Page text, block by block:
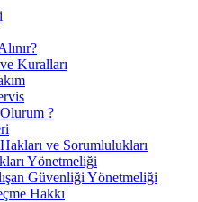
Kuralları
?
ve Sorumlulukları
Yönetmeliği
Güvenliği Yönetmeliği
Hakkı